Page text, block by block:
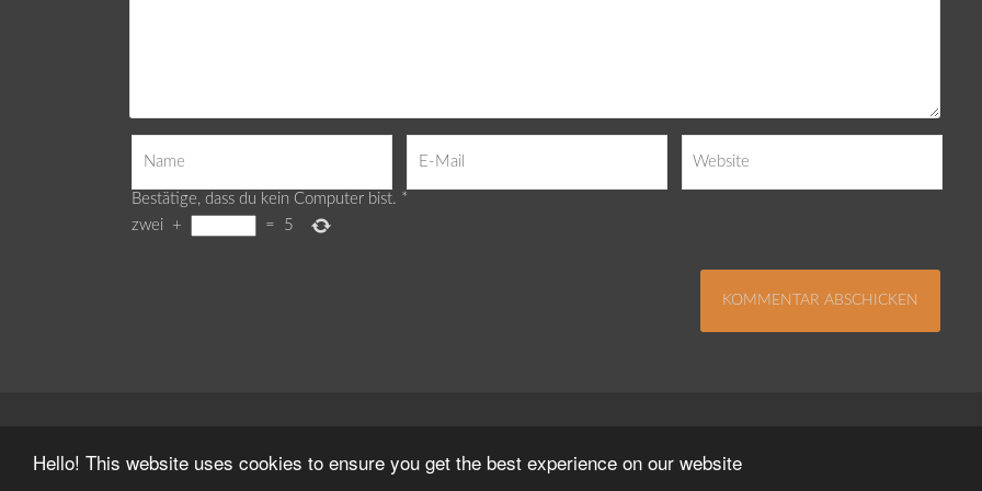
Hello! This website uses cookies to ensure you get the best experience on our website
Bestätige, dass du kein Computer bist. *
zwei
+ = 5